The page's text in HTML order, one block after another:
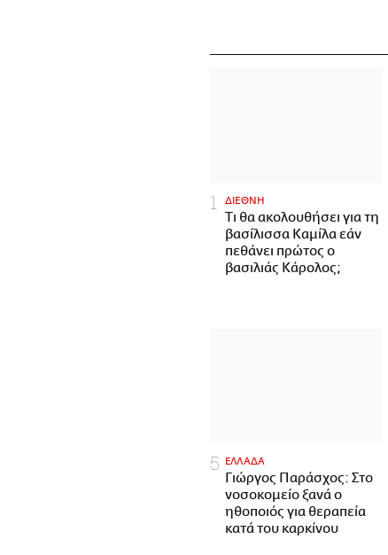
ΔΙΕΘΝΗ
Τι θα ακολουθήσει για τη
βασίλισσα Καμίλα εάν
πεθάνει πρώτος ο
βασιλιάς Κάρολος;
ΕΛΛΑΔΑ
Γιώργος Παράσχος: Στο
νοσοκομείο ξανά ο
ηθοποιός για θεραπεία
κατά του καρκίνου